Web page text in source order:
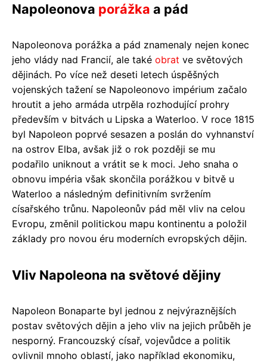
Napoleonova porážka a pád
Napoleonova porážka a pád znamenaly nejen konec
jeho vlády nad Francií, ale také obrat ve světových
dějinách. Po více než deseti letech úspěšných
vojenských tažení se Napoleonovo impérium začalo
hroutit a jeho armáda utrpěla rozhodující prohry
především v bitvách u Lipska a Waterloo. V roce 1815
byl Napoleon poprvé sesazen a poslán do vyhnanství
na ostrov Elba, avšak již o rok později se mu
podařilo uniknout a vrátit se k moci. Jeho snaha o
obnovu impéria však skončila porážkou v bitvě u
Waterloo a následným definitivním svržením
císařského trůnu. Napoleonův pád měl vliv na celou
Evropu, změnil politickou mapu kontinentu a položil
základy pro novou éru moderních evropských dějin.
Vliv Napoleona na světové dějiny
Napoleon Bonaparte byl jednou z nejvýraznějších
postav světových dějin a jeho vliv na jejich průběh je
nesporný. Francouzský císař, vojevůdce a politik
ovlivnil mnoho oblastí, jako například ekonomiku,